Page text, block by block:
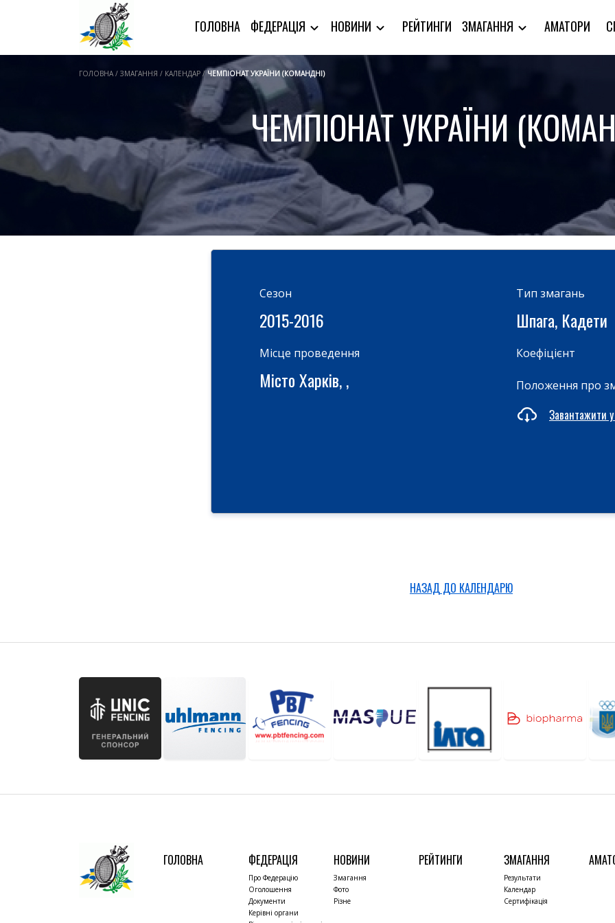
ГОЛОВНА ФЕДЕРАЦІЯ НОВИНИ РЕЙТИНГИ ЗМАГАННЯ АМАТОРИ
ГОЛОВНА / ЗМАГАННЯ / КАЛЕНДАР / ЧЕМПІОНАТ УКРАЇНИ (КОМАНДНІ)
ЧЕМПІОНАТ УКРАЇНИ
Cезон
2015-2016
Місце проведення
Місто Харків, ,
Тип змагань
Шпага, Кадети
Коефіцієнт
Положення про
Завантажити
НАЗАД ДО КАЛЕНДАРЮ
ГОЛОВНА ФЕДЕРАЦІЯ
Про Федерацію
Оголошення
Документи
Керівні органи
НОВИНИ
Змагання
Фото
Різне
РЕЙТИНГИ ЗМАГАННЯ
Результати
Календар
Сертифікація